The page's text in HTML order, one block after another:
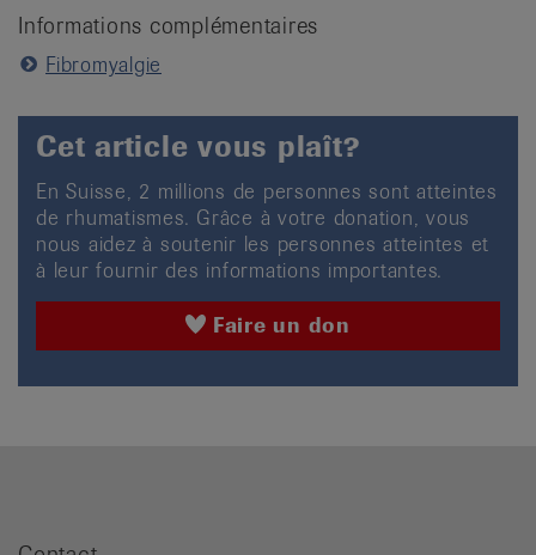
Informations complémentaires
Fibromyalgie
Cet article vous plaît?
En Suisse, 2 millions de personnes sont atteintes
de rhumatismes. Grâce à votre donation, vous
nous aidez à soutenir les personnes atteintes et
à leur fournir des informations importantes.
Faire un don